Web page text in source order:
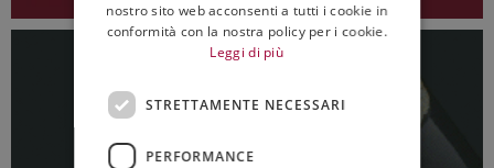
nostro sito web acconsenti a tutti i cookie in
conformità con la nostra policy per i cookie.
Leggi di più
STRETTAMENTE NECESSARI
PERFORMANCE